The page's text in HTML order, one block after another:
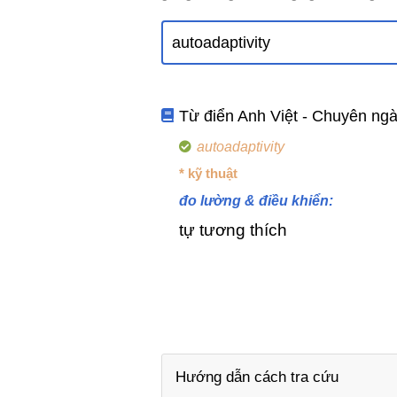
Từ điển Anh Việt - Chuyên
autoadaptivity
* kỹ thuật
đo lường & điều khiển:
tự tương thích
Hướng dẫn cách tra cứu